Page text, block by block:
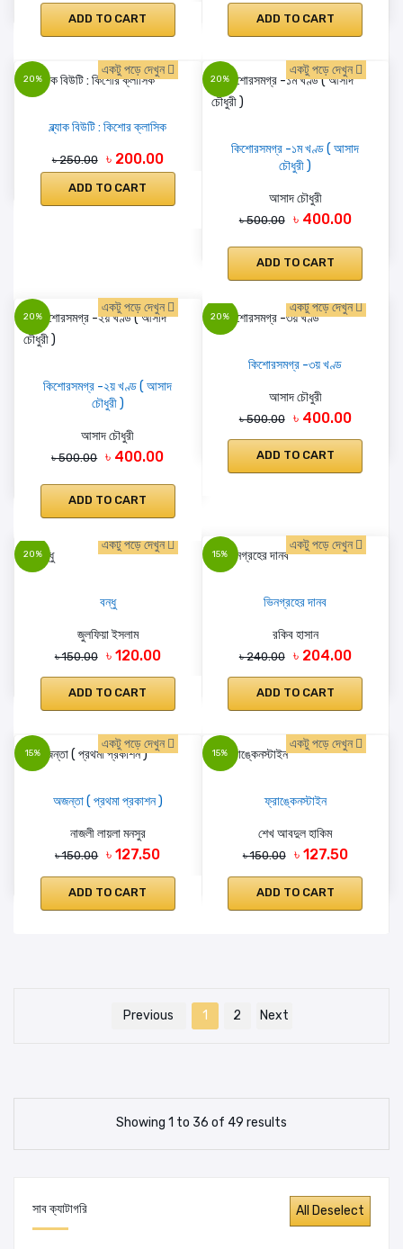
সাব ক্যাটাগরি
ADD TO CART ADD TO CART
20%
একটু পড়ে দেখুন
ব্ল্যাক বিউটি : কিশোর ক্লাসিক
৳ 250.00 ৳ 200.00
ADD TO CART
20%
একটু পড়ে দেখুন
কিশোরসমগ্র -১ম খণ্ড ( আসাদ
চৌধুরী )
আসাদ চৌধুরী
৳ 500.00 ৳ 400.00
ADD TO CART
20%
একটু পড়ে দেখুন
কিশোরসমগ্র -২য় খণ্ড ( আসাদ
চৌধুরী )
আসাদ চৌধুরী
৳ 500.00 ৳ 400.00
ADD TO CART
20%
একটু পড়ে দেখুন
কিশোরসমগ্র -৩য় খণ্ড
আসাদ চৌধুরী
৳ 500.00 ৳ 400.00
ADD TO CART
20%
একটু পড়ে দেখুন
বন্ধু
জুলফিয়া ইসলাম
৳ 150.00 ৳ 120.00
ADD TO CART
15%
একটু পড়ে দেখুন
ভিনগ্রহের দানব
রকিব হাসান
৳ 240.00 ৳ 204.00
ADD TO CART
15%
একটু পড়ে দেখুন
অজন্তা ( প্রথমা প্রকাশন )
নাজলী লায়লা মনসুর
৳ 150.00 ৳ 127.50
ADD TO CART
15%
একটু পড়ে দেখুন
ফ্রাঙ্কেনস্টাইন
শেখ আবদুল হাকিম
৳ 150.00 ৳ 127.50
ADD TO CART
Previous 1 2 Next
Showing 1 to 36 of 49 results